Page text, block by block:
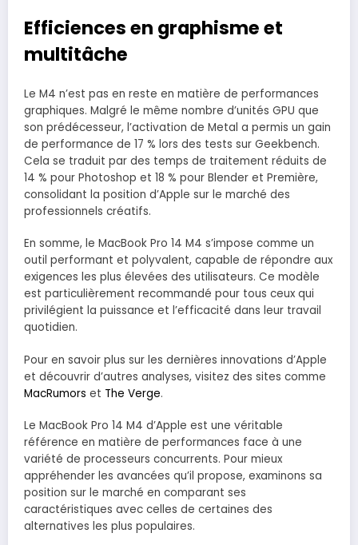
Efficiences en graphisme et
multitâche
Le M4 n’est pas en reste en matière de performances
graphiques. Malgré le même nombre d’unités GPU que
son prédécesseur, l’activation de Metal a permis un gain
de performance de 17 % lors des tests sur Geekbench.
Cela se traduit par des temps de traitement réduits de
14 % pour Photoshop et 18 % pour Blender et Première,
consolidant la position d’Apple sur le marché des
professionnels créatifs.
En somme, le MacBook Pro 14 M4 s’impose comme un
outil performant et polyvalent, capable de répondre aux
exigences les plus élevées des utilisateurs. Ce modèle
est particulièrement recommandé pour tous ceux qui
privilégient la puissance et l’efficacité dans leur travail
quotidien.
Pour en savoir plus sur les dernières innovations d’Apple
et découvrir d’autres analyses, visitez des sites comme
MacRumors et The Verge.
Le MacBook Pro 14 M4 d’Apple est une véritable
référence en matière de performances face à une
variété de processeurs concurrents. Pour mieux
appréhender les avancées qu’il propose, examinons sa
position sur le marché en comparant ses
caractéristiques avec celles de certaines des
alternatives les plus populaires.